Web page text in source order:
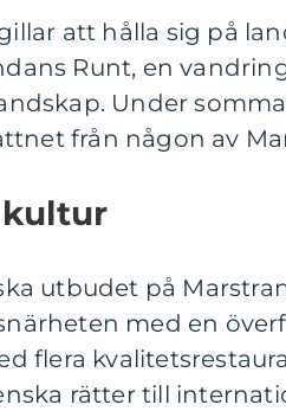
att hålla sig på
Runt, en
Under
från någon av
kultur
utbudet på
med en
flera
rätter till